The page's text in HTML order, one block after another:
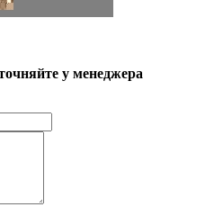
у менеджера